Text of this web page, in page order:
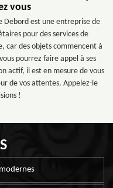
vous
Debord est une entreprise de
pour des services de
car des objets commencent à
pourrez faire appel à ses
actif, il est en mesure de vous
de vos attentes. Appelez-le
!